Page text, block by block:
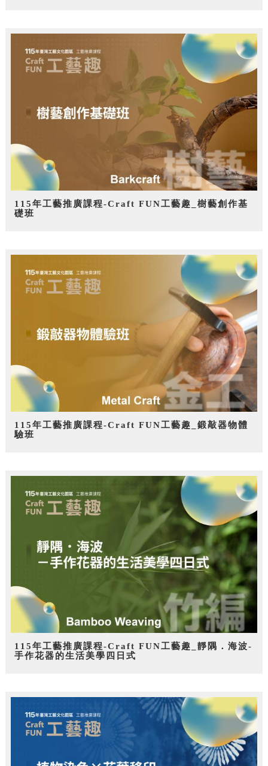
115年工藝推廣課程-Craft FUN工藝趣_樹藝創作基
礎班
115年工藝推廣課程-Craft FUN工藝趣_鍛敲器物體
驗班
115年工藝推廣課程-Craft FUN工藝趣_靜隅．海波-
手作花器的生活美學四日式